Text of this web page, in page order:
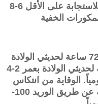
مجم يوميًا ، واستمر العلاج وفقًا للاستجابة على الأقل 6-8
الخفية
الطفل : 6-12 مغ / كغ يومياً كل 72 ساعة لحديثي الولادة
حتى عمر أسبوعين ، كل 48 ساعة لحديثي الولادة بعمر 2-4
يومياً. الوقاية من انتكاس
التهاب السحايا بالمكورات الخبيثة عن طريق الوريد 100-